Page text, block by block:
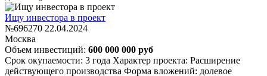
Ищу инвестора в проект
№696270 22.04.2024
Москва
Объем инвестиций: 600 000 000 руб
Срок окупаемости: 3 года Характер проекта: Расширение
действующего производства Форма вложений: долевое